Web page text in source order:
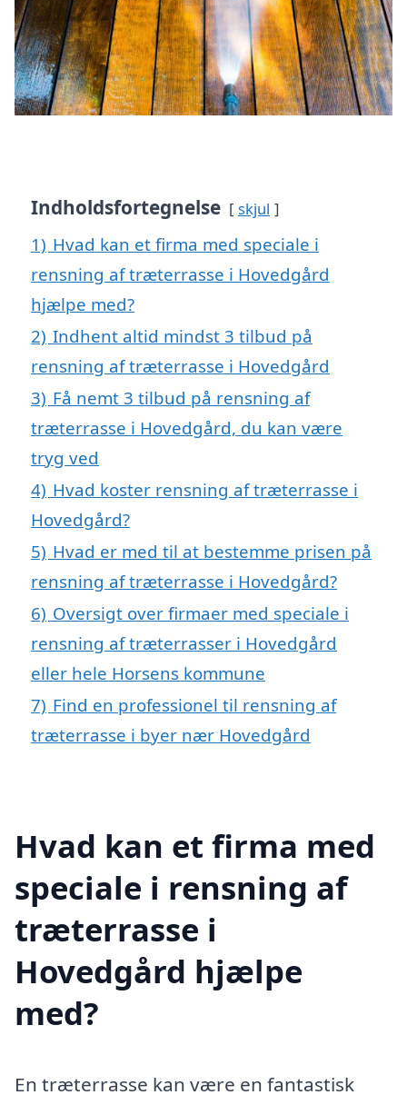
Indholdsfortegnelse skjul
1) Hvad kan et firma med speciale i
rensning af træterrasse i Hovedgård
hjælpe med?
2) Indhent altid mindst 3 tilbud på
rensning af træterrasse i Hovedgård
3) Få nemt 3 tilbud på rensning af
træterrasse i Hovedgård, du kan være
tryg ved
4) Hvad koster rensning af træterrasse i
Hovedgård?
5) Hvad er med til at bestemme prisen på
rensning af træterrasse i Hovedgård?
6) Oversigt over firmaer med speciale i
rensning af træterrasser i Hovedgård
eller hele Horsens kommune
7) Find en professionel til rensning af
træterrasse i byer nær Hovedgård
Hvad kan et firma med
speciale i rensning af
træterrasse i
Hovedgård hjælpe
med?
En træterrasse kan være en fantastisk